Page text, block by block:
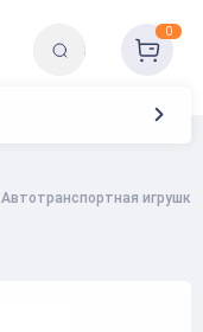
0
Автотранспортная игрушка